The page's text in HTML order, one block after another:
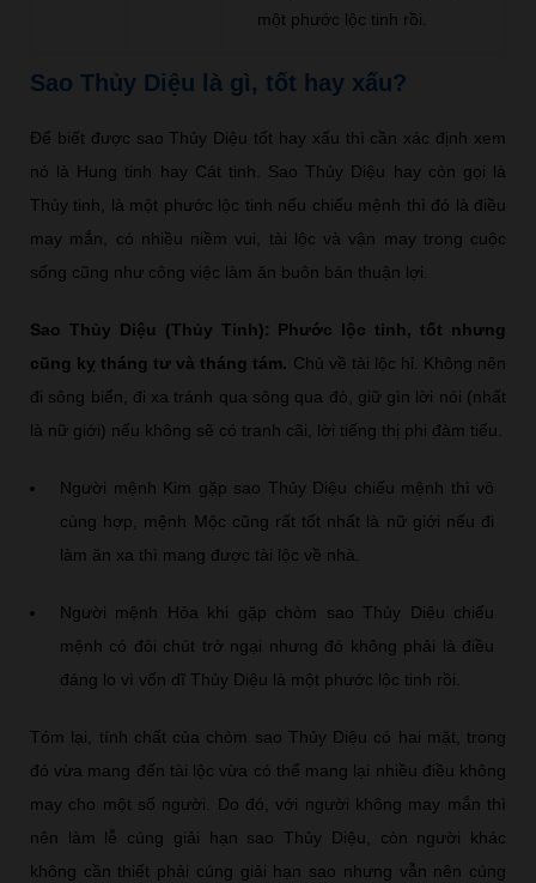
một phước lộc tinh rồi.
Sao Thủy Diệu là gì, tốt hay xấu?
Để biết được sao Thủy Diệu tốt hay xấu thì cần xác định xem
nó là Hung tinh hay Cát tinh. Sao Thủy Diệu hay còn gọi là
Thủy tinh, là một phước lộc tinh nếu chiếu mệnh thì đó là điều
may mắn, có nhiều niềm vui, tài lộc và vận may trong cuộc
sống cũng như công việc làm ăn buôn bán thuận lợi.
Sao Thủy Diệu (Thủy Tinh): Phước lộc tinh, tốt nhưng
cũng kỵ tháng tư và tháng tám. Chủ về tài lộc hỉ. Không nên
đi sông biển, đi xa tránh qua sông qua đò, giữ gìn lời nói (nhất
là nữ giới) nếu không sẽ có tranh cãi, lời tiếng thị phi đàm tiếu.
Người mệnh Kim gặp sao Thủy Diệu chiếu mệnh thì vô
cùng hợp, mệnh Mộc cũng rất tốt nhất là nữ giới nếu đi
làm ăn xa thì mang được tài lộc về nhà.
Người mệnh Hỏa khi gặp chòm sao Thủy Diệu chiếu
mệnh có đôi chút trở ngại nhưng đó không phải là điều
đáng lo vì vốn dĩ Thủy Diệu là một phước lộc tinh rồi.
Tóm lại, tính chất của chòm sao Thủy Diệu có hai mặt, trong
đó vừa mang đến tài lộc vừa có thể mang lại nhiều điều không
may cho một số người. Do đó, với người không may mắn thì
nên làm lễ cúng giải hạn sao Thủy Diệu, còn người khác
không cần thiết phải cúng giải hạn sao nhưng vẫn nên cúng